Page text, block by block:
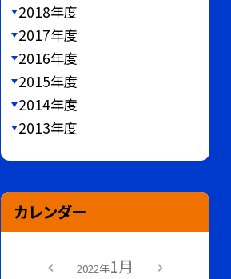
2018年度
2017年度
2016年度
2015年度
2014年度
2013年度
カレンダー
2022年1月